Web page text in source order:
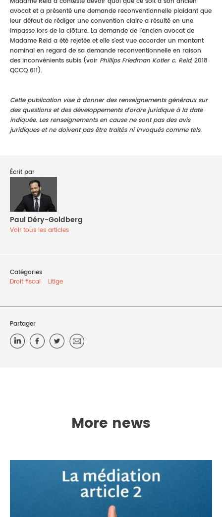
avocat et a présenté une demande reconventionnelle plaidant que
leur défaut de rédiger une convention claire a résulté en une
impasse lors de la clôture. La demande de l'ancien avocat de
Madame Reid a été rejetée et elle s'est vue accorder un montant
nominal en regard de sa demande reconventionnelle en raison
des inconvénients subis (voir Phillips Friedman Kotler c. Reid, 2018
QCCQ 611).
Cette publication vise à donner des renseignements généraux sur
des questions et des développements d’ordre juridique à la date
indiquée. Les renseignements en cause ne sont pas des avis
juridiques et ne doivent pas être traités ni invoqués comme tels.
Écrit par
Paul Déry-Goldberg
Voir tous les articles
Catégories
Droit fiscal
Litige
Partager
More news